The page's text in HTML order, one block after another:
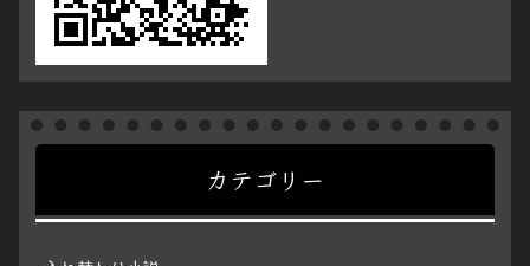
カテゴリー